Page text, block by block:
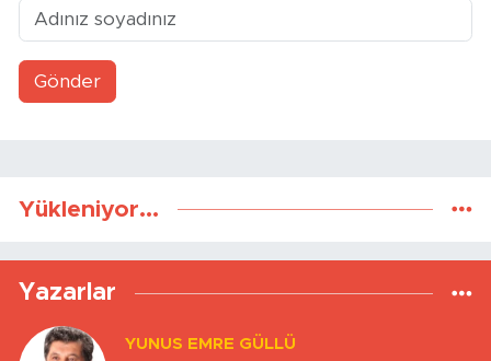
Gönder
Yükleniyor...
Yazarlar
YUNUS EMRE GÜLLÜ